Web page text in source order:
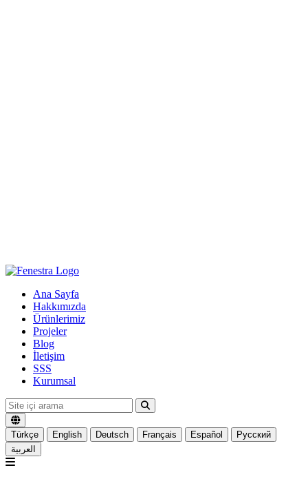
Ana Sayfa
Hakkımızda
Ürünlerimiz
Projeler
Blog
İletişim
SSS
Kurumsal
Türkçe English Deutsch Français Español
Русский
العربية